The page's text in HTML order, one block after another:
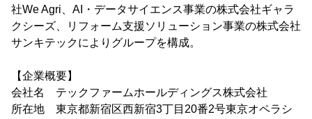
社We Agri、AI・データサイエンス事業の株式会社ギャラ
クシーズ、リフォーム支援ソリューション事業の株式会社
サンキテックによりグループを構成。
【企業概要】
会社名 テックファームホールディングス株式会社
所在地 東京都新宿区西新宿3丁目20番2号東京オペラシ